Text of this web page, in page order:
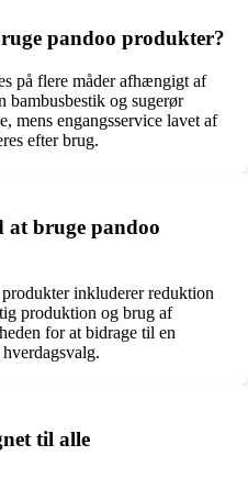
pandoo produkter?
på flere måder afhængigt af
bambusbestik og sugerør
mens engangsservice lavet af
efter brug.
at bruge pandoo
inkluderer reduktion
produktion og brug af
for at bidrage til en
til alle